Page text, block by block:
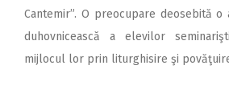
Cantemir”. O preocupare deosebită
duhovnicească a elevilor
mijlocul lor prin liturghisire şi